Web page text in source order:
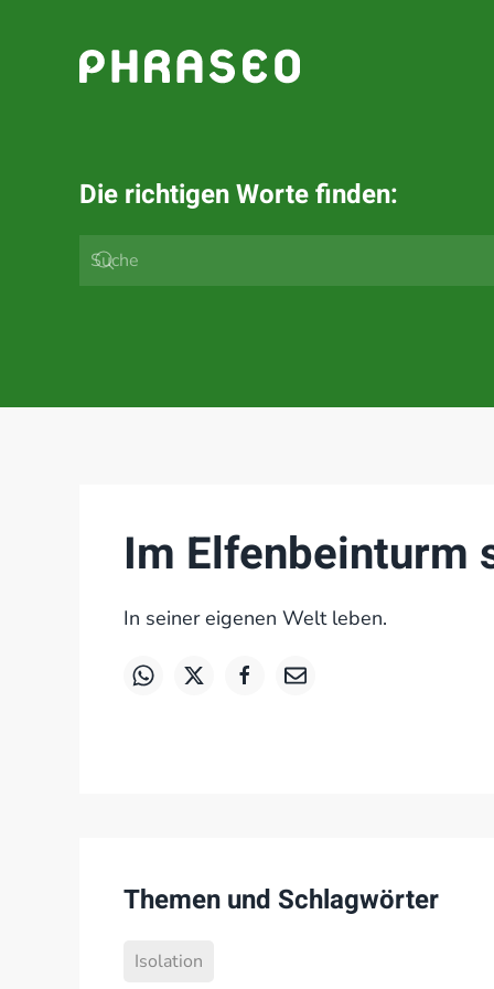
Zum Hauptinhalt springen
Die richtigen Worte finden:
Im Elfenbeinturm
In seiner eigenen Welt leben.
Themen und Schlagwörter
Isolation